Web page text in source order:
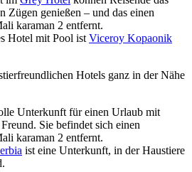
Zügen genießen – und das einen
karaman 2 entfernt.
Hotel mit Pool istViceroy Kopaonik
Hotels ganz in der Nähe
Unterkunft für einen Urlaub mit
Sie befindet sich einen
karaman 2 entfernt.
ist eine Unterkunft, in der Haustiere